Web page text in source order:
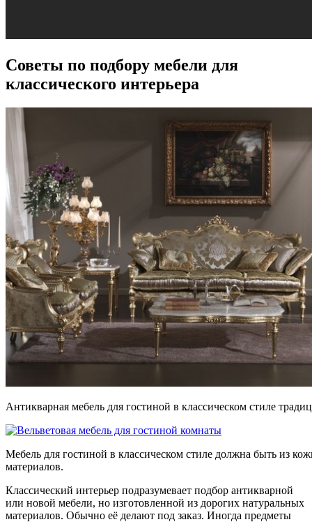
Советы по подбору мебели для
классического интерьера
Антикварная мебель для гостиной в классическом стиле
Мебель для гостиной в классическом стиле должна быть из
материалов.
Классический интерьер подразумевает подбор антикварной
или новой мебели, но изготовленной из дорогих натуральных
материалов. Обычно её делают под заказ. Иногда предметы